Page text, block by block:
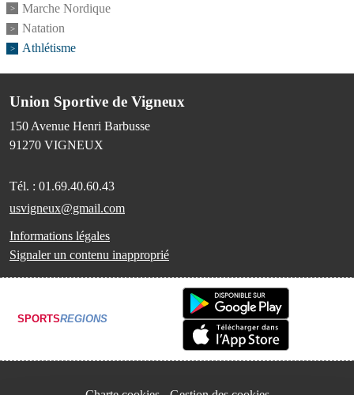
Marche Nordique
Natation
Athlétisme
Union Sportive de Vigneux
150 Avenue Henri Barbusse
91270 VIGNEUX
Tél. : 01.69.40.60.43
usvigneux@gmail.com
Informations légales
Signaler un contenu inapproprié
SPORTSREGIONS